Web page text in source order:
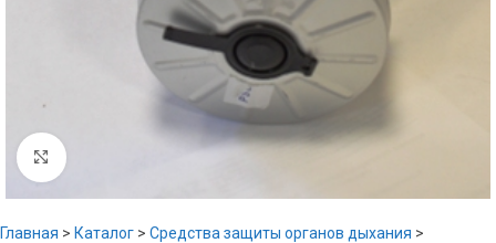
Увеличить
Главная > Каталог > Средства защиты органов дыхания >